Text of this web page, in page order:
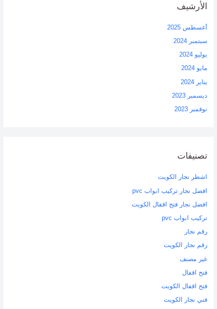
الأرشيف
أغسطس 2025
سبتمبر 2024
يوليو 2024
مايو 2024
يناير 2024
ديسمبر 2023
نوفمبر 2023
تصنيفات
اشطر نجار الكويت
افضل نجار تركيب ابواب pvc
افضل نجار فتح اقفال الكويت
تركيب ابواب pvc
رقم نجار
رقم نجار الكويت
غير مصنف
فتح اقفال
فتح اقفال الكويت
فني نجار الكويت